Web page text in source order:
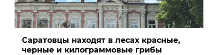
Саратовцы находят в лесах красные,
черные и килограммовые грибы